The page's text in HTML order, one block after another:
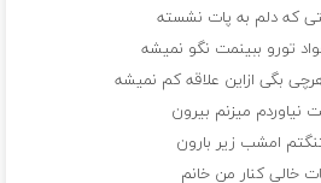
که دلم به پات نشسته
تورو ببینمت نگو نمیشه
بگی ازاین علاقه کم نمیشه
نیاوردم میزنم بیرون
امشب زیر بارون
خالی کنار من خانم